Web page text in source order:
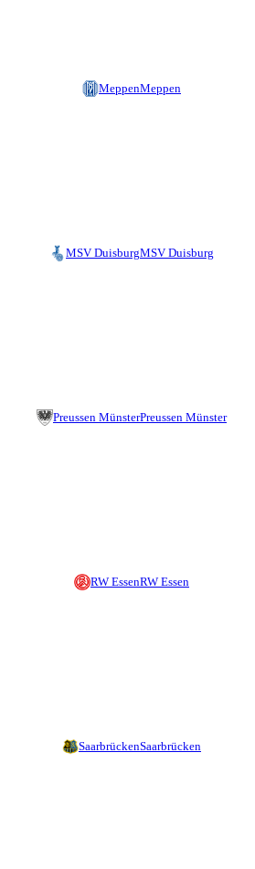
MeppenMeppen
MSV DuisburgMSV Duisburg
Preussen MünsterPreussen Münster
RW EssenRW Essen
SaarbrückenSaarbrücken